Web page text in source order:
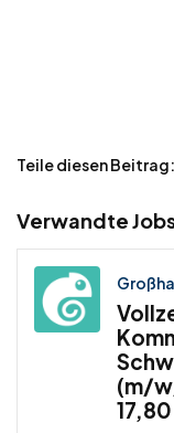
Teile diesen Beitrag:
Verwandte
(m/